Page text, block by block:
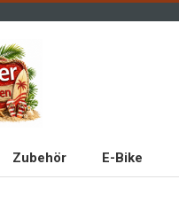
Zubehör E-Bike